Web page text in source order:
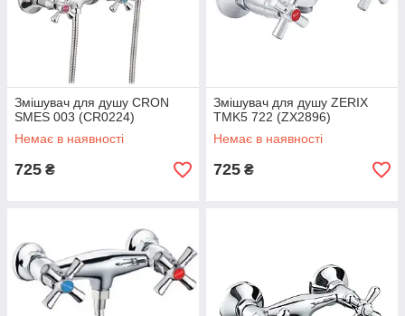
Змішувач для душу CRON
SMES 003 (CR0224)
Немає в наявності
725 ₴
Змішувач для душу ZERIX
TMK5 722 (ZX2896)
Немає в наявності
725 ₴